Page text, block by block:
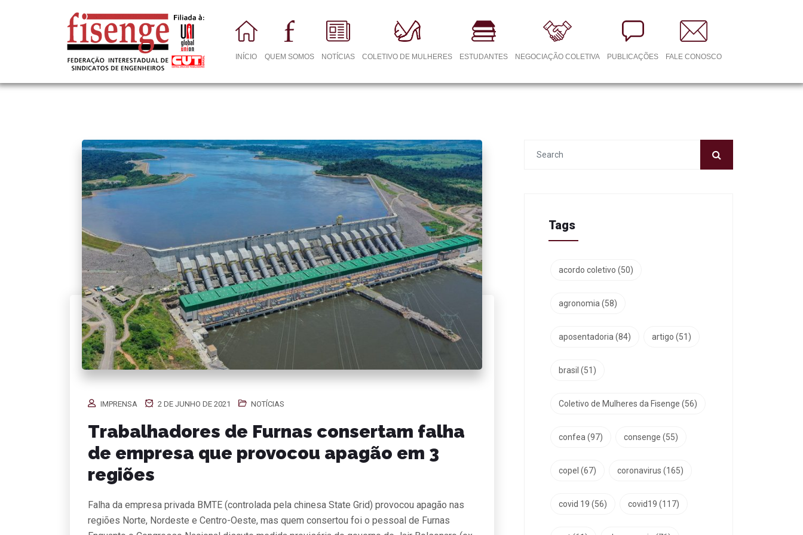
INÍCIO QUEM SOMOS NOTÍCIAS COLETIVO DE MULHERES ESTUDANTES NEGOCIAÇÃO COLETIVA PUBLICAÇÕES FALE CONOSCO
IMPRENSA 2 DE JUNHO DE 2021 NOTÍCIAS
Trabalhadores de Furnas consertam falha
de empresa que provocou apagão em 3
regiões
Falha da empresa privada BMTE (controlada pela chinesa State Grid) provocou apagão nas
regiões Norte, Nordeste e Centro-Oeste, mas quem consertou foi o pessoal de Furnas
Tags
acordo coletivo (50)
agronomia (58)
aposentadoria (84) artigo (51)
brasil (51)
Coletivo de Mulheres da Fisenge (56)
confea (97) consenge (55)
copel (67) coronavirus (165)
covid 19 (56) covid19 (117)